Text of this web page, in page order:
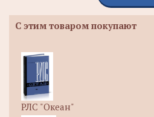
С этим товаром покупают
РЛС "Океан"